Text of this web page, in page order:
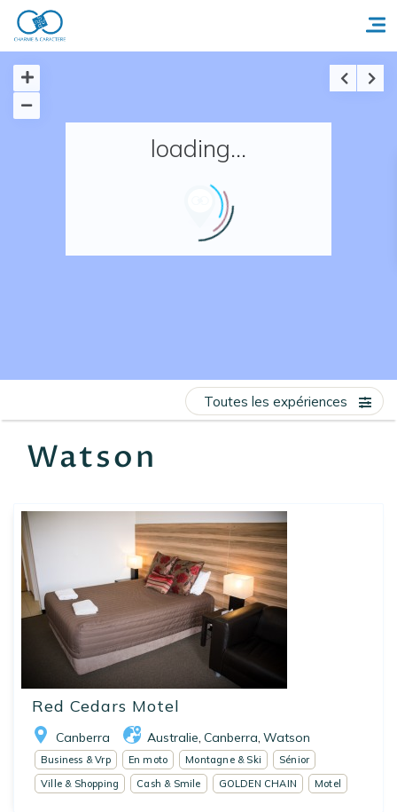
Accueil
Nos adresses en France
loading...
Watson
Toutes les expériences
Red Cedars Motel
Canberra Australie Canberra Watson
Business & Vrp En moto Montagne & Ski
Sénior
Ville & Shopping
Cash & Smile GOLDEN CHAIN Motel